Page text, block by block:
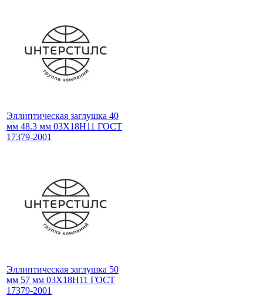
Эллиптическая заглушка 40
мм 48.3 мм 03Х18Н11 ГОСТ
17379-2001
Эллиптическая заглушка 50
мм 57 мм 03Х18Н11 ГОСТ
17379-2001